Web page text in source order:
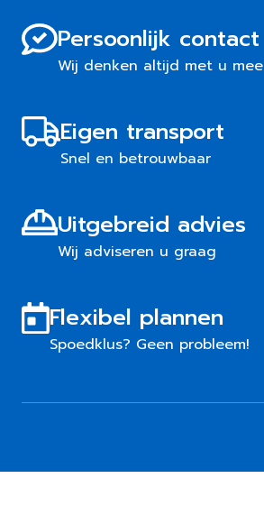
Persoonlijk contact
Wij denken altijd met u mee
Eigen transport
Snel en betrouwbaar
Uitgebreid advies
Wij adviseren u graag
Flexibel plannen
Spoedklus? Geen probleem!